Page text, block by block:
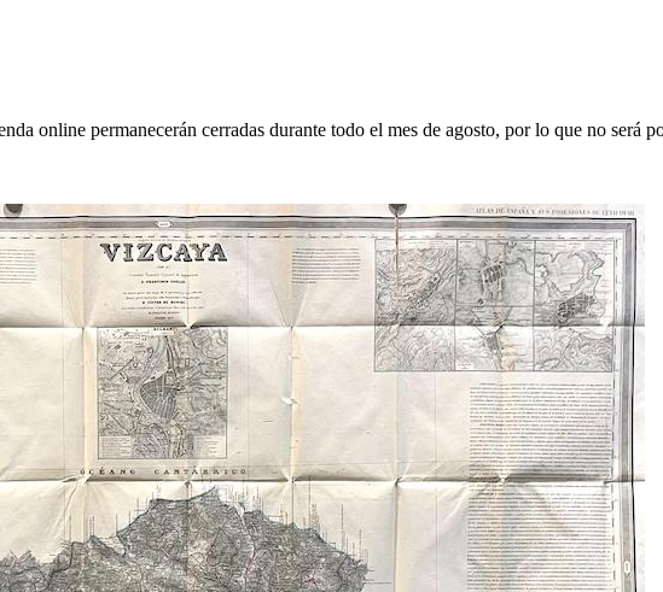
online permanecerán cerradas durante todo el mes de agosto, por lo que no será